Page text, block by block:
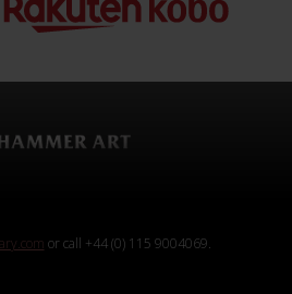
or call +44 (0) 115 9004069.